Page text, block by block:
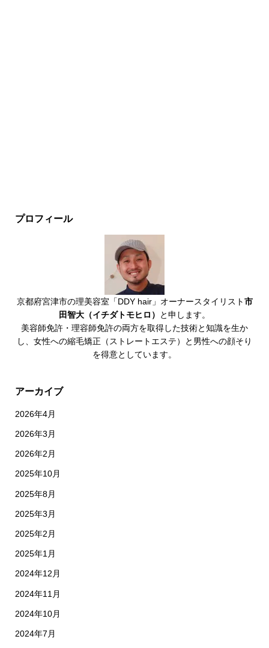
プロフィール
京都府宮津市の理美容室「DDY hair」オーナースタイリスト市
田智大（イチダトモヒロ）
と申します。
美容師免許・理容師免許の両方を取得した技術と知識を生か
し、女性への縮毛矯正（ストレートエステ）と男性への顔そり
を得意としています。
アーカイブ
2026年4月
2026年3月
2026年2月
2025年10月
2025年8月
2025年3月
2025年2月
2025年1月
2024年12月
2024年11月
2024年10月
2024年7月